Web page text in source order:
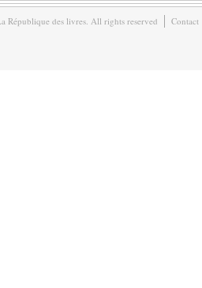
République des livres. All rights reserved Contact